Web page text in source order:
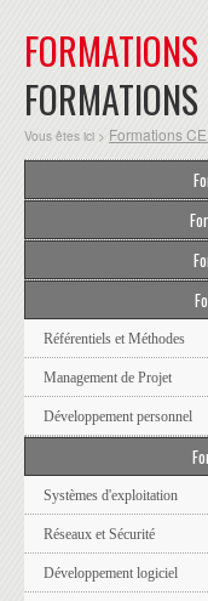
Vous êtes ici > Formations
Référentiels et Méthodes
Management de Projet
Développement personnel
Systèmes d'exploitation
Réseaux et Sécurité
Développement logiciel